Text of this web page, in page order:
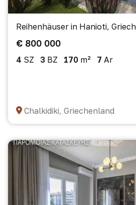
Reihenhäuser in Hanioti,
€ 800 000
4 SZ 3 BZ 170 m² 7 Ar
Chalkidiki, Griechenland